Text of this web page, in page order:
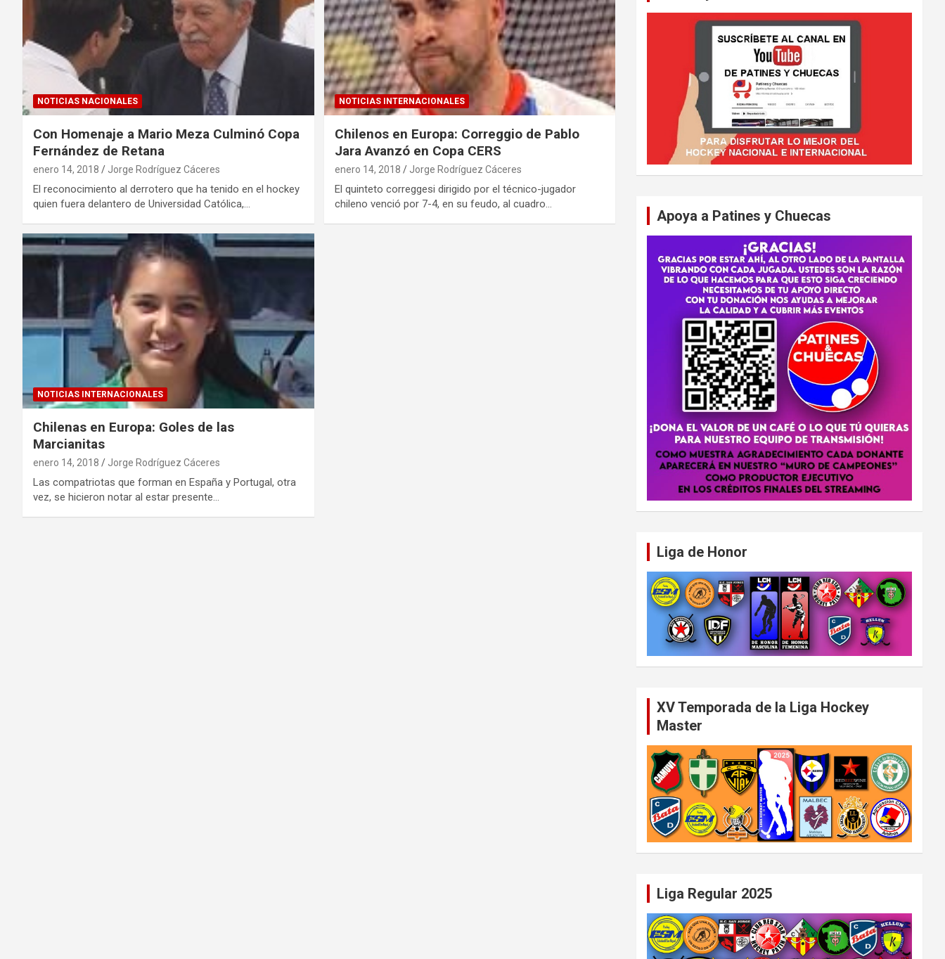
NOTICIAS NACIONALES
Con Homenaje a Mario Meza Culminó Copa
Fernández de Retana
enero 14, 2018 Jorge Rodríguez Cáceres
El reconocimiento al derrotero que ha tenido en el hockey
quien fuera delantero de Universidad Católica,…
NOTICIAS INTERNACIONALES
Chilenos en Europa: Correggio de Pablo
Jara Avanzó en Copa CERS
enero 14, 2018 Jorge Rodríguez Cáceres
El quinteto correggesi dirigido por el técnico-jugador
chileno venció por 7-4, en su feudo, al cuadro…
NOTICIAS INTERNACIONALES
Chilenas en Europa: Goles de las
Marcianitas
enero 14, 2018 Jorge Rodríguez Cáceres
Las compatriotas que forman en España y Portugal, otra
vez, se hicieron notar al estar presente…
Apoya a Patines y Chuecas
Liga de Honor
XV Temporada de la Liga Hockey
Master
Liga Regular 2025